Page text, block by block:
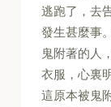
逃跑了，去
發生甚麼事
鬼附著的人
衣服，心裏
這原本被鬼